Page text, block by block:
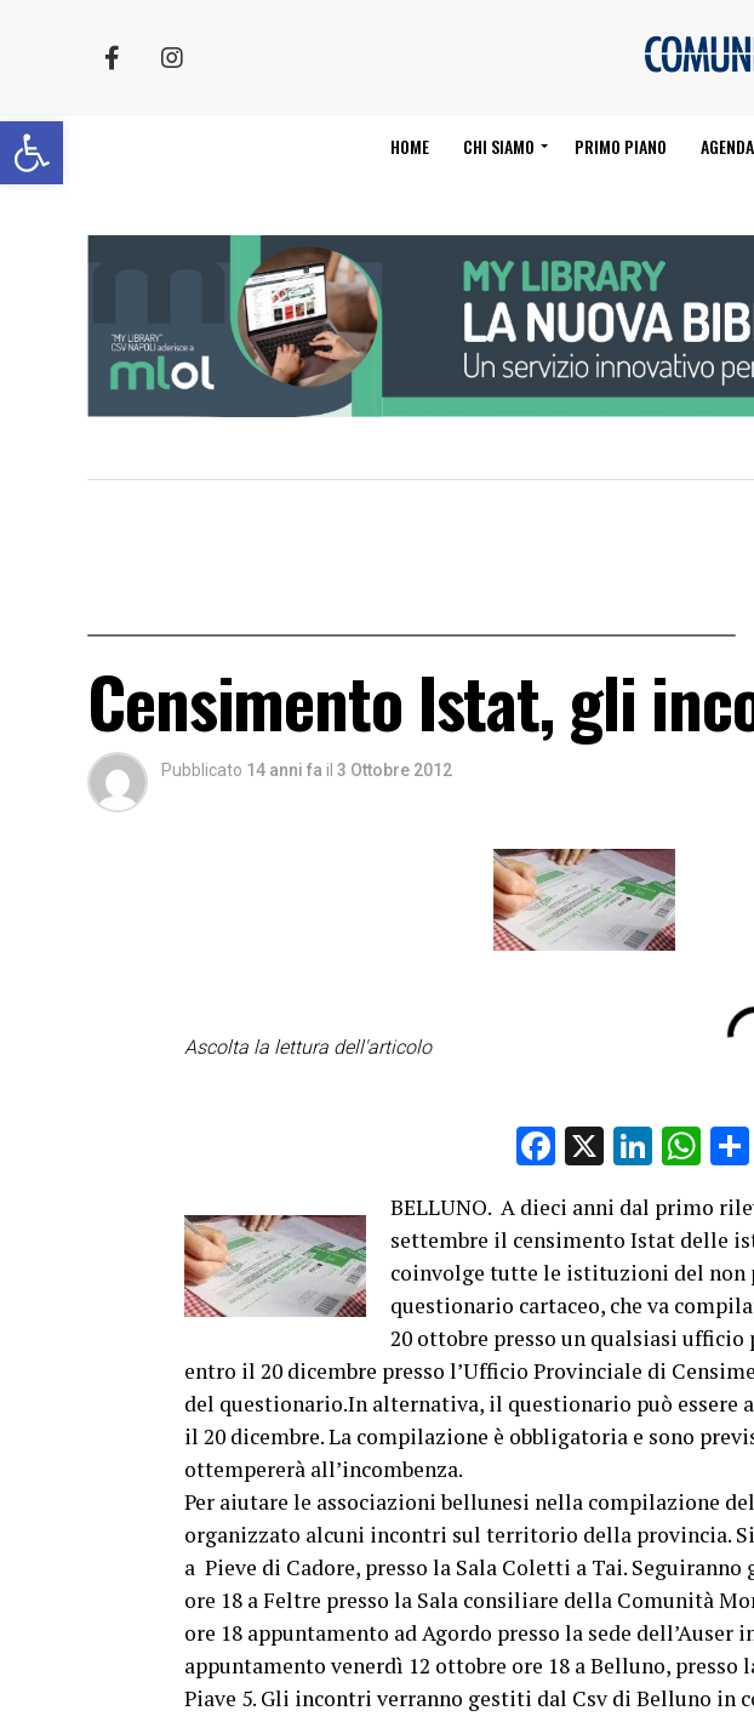
Apri la barra degli strumenti HOME CHI SIAMO PRIMO PIANO AGENDA
Censimento Istat, gli
Pubblicato 14 anni fa il 3 Ottobre 2012
Ascolta la lettura dell'articolo
Facebook
X
BELLUNO. A dieci anni dal primo
settembre il censimento Istat delle
coinvolge tutte le istituzioni del non
questionario cartaceo, che va
20 ottobre presso un qualsiasi
entro il 20 dicembre presso l’Ufficio Provinciale di
del questionario.In alternativa, il questionario può essere
il 20 dicembre. La compilazione è obbligatoria e sono
ottempererà all’incombenza.
Per aiutare le associazioni bellunesi nella compilazione
organizzato alcuni incontri sul territorio della provincia.
a Pieve di Cadore, presso la Sala Coletti a Tai.
ore 18 a Feltre presso la Sala consiliare della Comunità
ore 18 appuntamento ad Agordo presso la sede dell’Auser
appuntamento venerdì 12 ottobre ore 18 a Belluno,
Piave 5. Gli incontri verranno gestiti dal Csv di Belluno in